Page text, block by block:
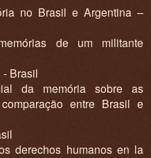
no Brasil e Argentina –
de um militante
- Brasil
da memória sobre as
entre Brasil e
derechos humanos en la